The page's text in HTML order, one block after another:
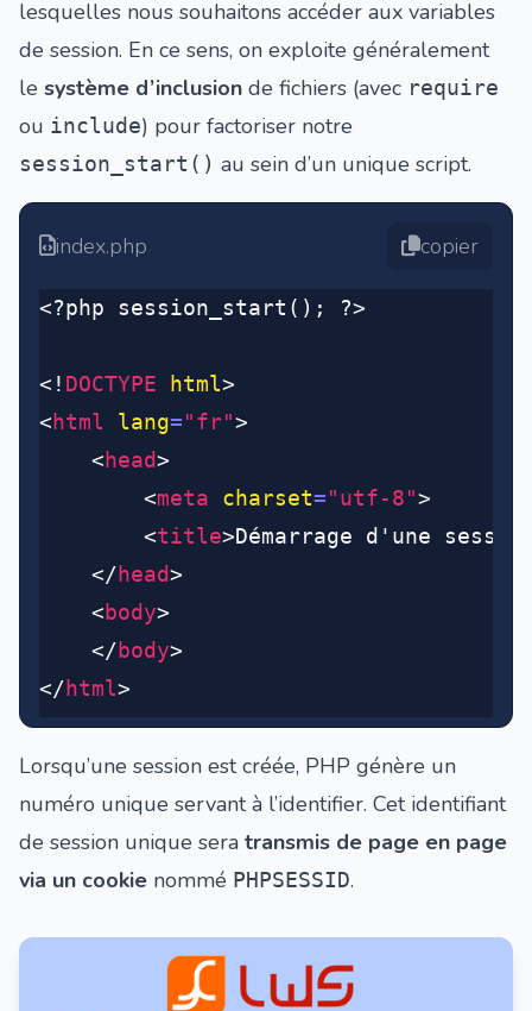
lesquelles nous souhaitons accéder aux variables
de session. En ce sens, on exploite généralement
le système d’inclusion de fichiers (avec require
ou include) pour factoriser notre
session_start() au sein d’un unique script.
index.php copier
<?php session_start(); ?>
<! DOCTYPE html>
<html lang="fr">
	<
head>
		<
meta charset="utf-8">
		<
title>Démarrage d'une
	</
head>
	<
body>
	</
body>
</html>
Lorsqu’une session est créée, PHP génère un
numéro unique servant à l’identifier. Cet identifiant
de session unique sera transmis de page en page
via un cookie nommé PHPSESSID.